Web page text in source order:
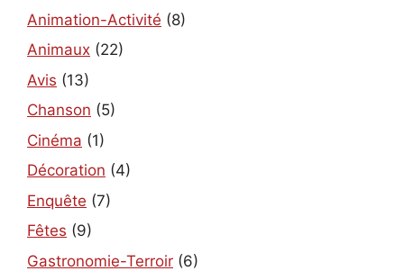
Animation-Activité (8)
Animaux (22)
Avis (13)
Chanson (5)
Cinéma (1)
Décoration (4)
Enquête (7)
Fêtes (9)
Gastronomie-Terroir (6)